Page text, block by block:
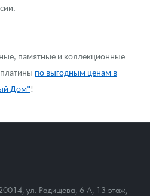
памятные и коллекционные
по выгодным ценам в
Дом"!
ул. Радищева, 6 А, 13 этаж,